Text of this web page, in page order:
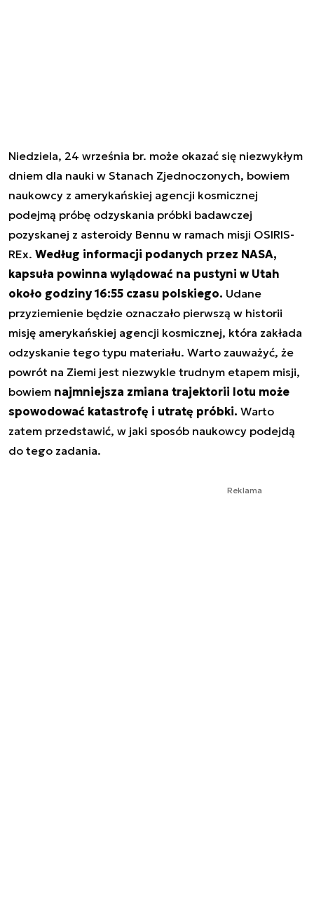
Niedziela, 24 września br. może okazać się niezwykłym
dniem dla nauki w Stanach Zjednoczonych, bowiem
naukowcy z amerykańskiej agencji kosmicznej
podejmą próbę odzyskania próbki badawczej
pozyskanej z asteroidy Bennu w ramach misji OSIRIS-
REx. Według informacji podanych przez NASA,
kapsuła powinna wylądować na pustyni w Utah
około godziny 16:55 czasu polskiego. Udane
przyziemienie będzie oznaczało pierwszą w historii
misję amerykańskiej agencji kosmicznej, która zakłada
odzyskanie tego typu materiału. Warto zauważyć, że
powrót na Ziemi jest niezwykle trudnym etapem misji,
bowiem najmniejsza zmiana trajektorii lotu może
spowodować katastrofę i utratę próbki. Warto
zatem przedstawić, w jaki sposób naukowcy podejdą
do tego zadania.
Reklama